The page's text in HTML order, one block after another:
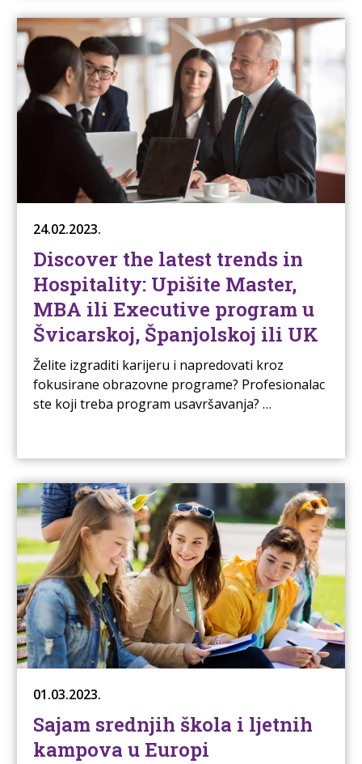
24.02.2023.
Discover the latest trends in
Hospitality: Upišite Master,
MBA ili Executive program u
Švicarskoj, Španjolskoj ili UK
Želite izgraditi karijeru i napredovati kroz
fokusirane obrazovne programe? Profesionalac
ste koji treba program usavršavanja? …
01.03.2023.
Sajam srednjih škola i ljetnih
kampova u Europi